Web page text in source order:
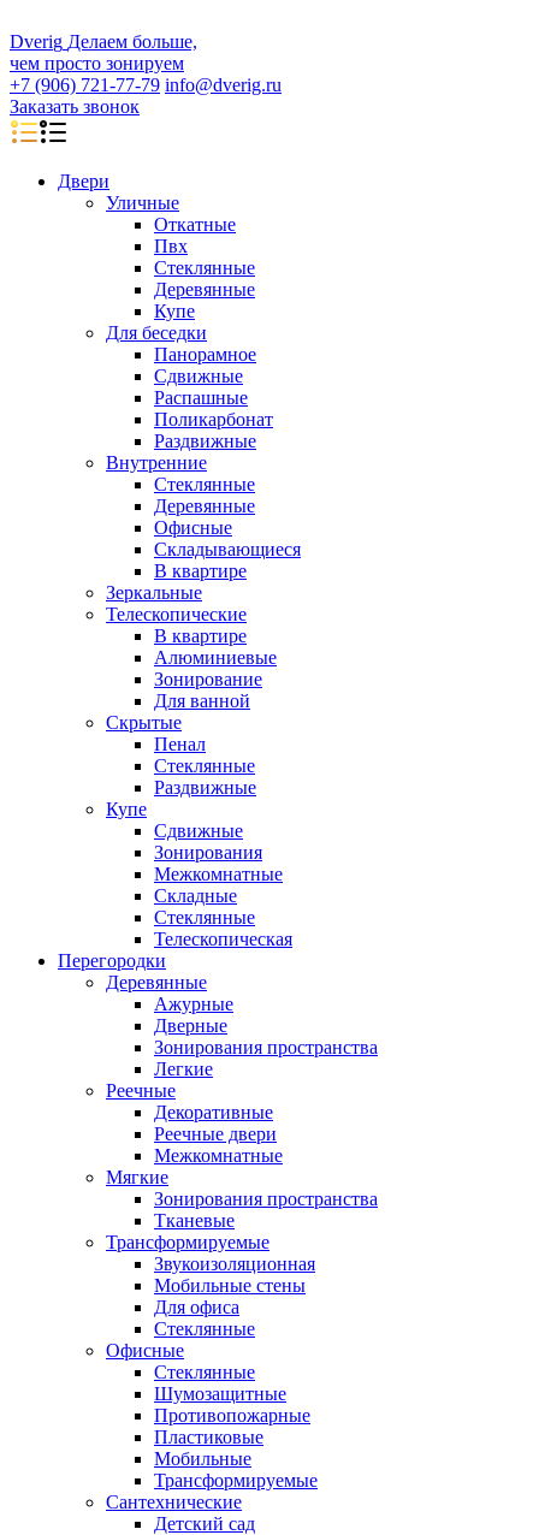
Dverig Делаем больше,
чем просто зонируем
+7 (906) 721-77-79 info@dverig.ru
Заказать звонок
Двери
Уличные
Откатные
Пвх
Стеклянные
Деревянные
Купе
Для беседки
Панорамное
Сдвижные
Распашные
Поликарбонат
Раздвижные
Внутренние
Стеклянные
Деревянные
Офисные
Складывающиеся
В квартире
Зеркальные
Телескопические
В квартире
Алюминиевые
Зонирование
Для ванной
Скрытые
Пенал
Стеклянные
Раздвижные
Купе
Сдвижные
Зонирования
Межкомнатные
Складные
Стеклянные
Телескопическая
Перегородки
Деревянные
Ажурные
Дверные
Зонирования пространства
Легкие
Реечные
Декоративные
Реечные двери
Межкомнатные
Мягкие
Зонирования пространства
Тканевые
Трансформируемые
Звукоизоляционная
Мобильные стены
Для офиса
Стеклянные
Офисные
Стеклянные
Шумозащитные
Противопожарные
Пластиковые
Мобильные
Трансформируемые
Сантехнические
Детский сад